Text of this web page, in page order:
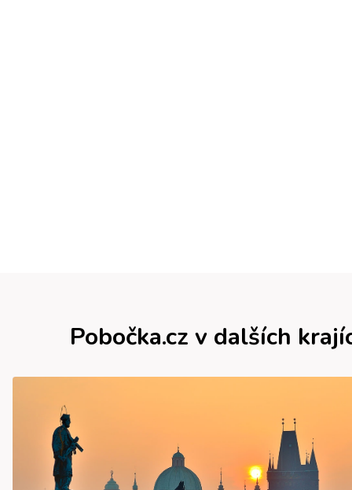
Pobočka.cz v dalších